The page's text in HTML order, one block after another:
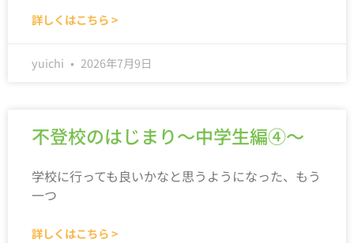
詳しくはこちら >
yuichi 2026年7月9日
不登校のはじまり～中学生編④～
学校に行っても良いかなと思うようになった、もう
一つ
詳しくはこちら >